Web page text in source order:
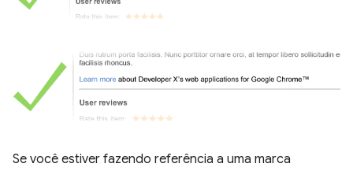
Se você estiver fazendo referência a uma marca